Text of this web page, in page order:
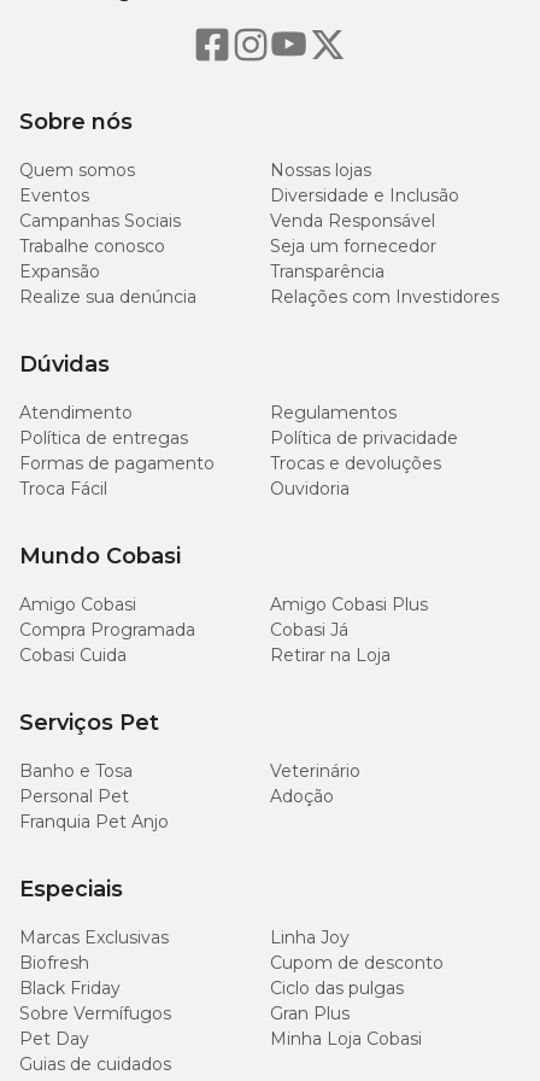
também bonito esteticamente.
Um produto da renomada MyFamily, uma empresa com mais de
cuidadosamente produzida com um toque artesanal que só os
Como usar a plaquinha de identificação MyFamily?
A plaquinha de identificação MyFamily é fácil de colocar na coleira
do seu pet e não causa nenhum desconforto para ele. Além disso, o
material é seguro e não representa nenhum risco para a saúde do
Personalize a sua plaquinha de identificação pet
MyFamily
Você sabia que é muito simples personalizar a sua
plaquinha de
identificação pet MyFamily
? Para isso, é necessário se dirigir a
personalização. As lojas que contam com o serviço são:
Cobasi Augusta:
R. Augusta, 2380 - Cerqueira César, São
Cobasi Villa-Lobos:
R. Manoel Velasco, 90/96 - Vila
Cobasi Butantã:
Cobasi Barigui:
R. Gen. Mário Tourinho, 2425 - Seminário,
Curitiba/PR;
Loja 12 - Centro, Osasco/SP;
Atlântico, São Paulo/SP;
Cobasi Giovanni Gronchi:Av. Giovanni Gronchi, 5411 - Vila
Andrade, São Paulo/SP;
Cobasi Brooklin:
Av. Washington Luís, 5083 - Santo
Amaro, São Paulo/SP;
Sobre nós
Quem somos
Nossas lojas
Eventos
Diversidade e Inclusão
Campanhas Sociais
Venda Responsável
Trabalhe conosco
Seja um fornecedor
Expansão
Transparência
Realize sua denúncia
Relações com Investidores
Dúvidas
Atendimento
Regulamentos
Política de entregas
Política de privacidade
Formas de pagamento
Trocas e devoluções
Troca Fácil
Ouvidoria
Mundo Cobasi
Amigo Cobasi
Amigo Cobasi Plus
Compra Programada
Cobasi Já
Cobasi Cuida
Retirar na Loja
Serviços Pet
Banho e Tosa
Veterinário
Personal Pet
Adoção
Franquia Pet Anjo
Especiais
Marcas Exclusivas
Linha Joy
Biofresh
Cupom de desconto
Black Friday
Ciclo das pulgas
Sobre Vermífugos
Gran Plus
Pet Day
Minha Loja Cobasi
Guias de cuidados